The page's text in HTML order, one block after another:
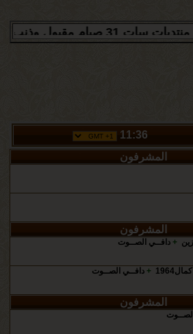
شاء الله
11:36
المشرفون
المشرفون
+دافــي الصــوت
كمال1964 +دافــي الصــوت
المشرفون